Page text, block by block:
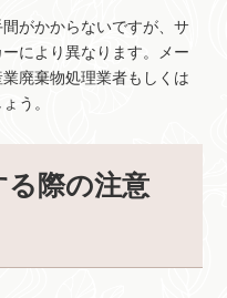
がかからないですが、サ
により異なります。メー
廃棄物処理業者もしくは
う。
る際の注意